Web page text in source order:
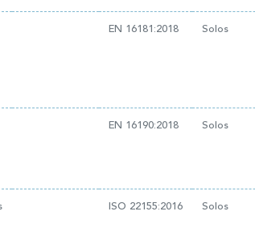
EN 16181:2018 Solos
EN 16190:2018 Solos
ISO 22155:2016 Solos